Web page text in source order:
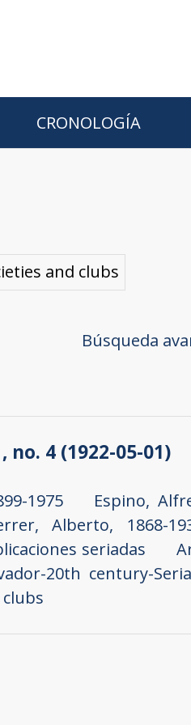
CRONOLOGÍA
and clubs
Búsqueda
4 (1922-05-01)
1975 Espino,
Alberto, 1868-
seriadas
20th century-